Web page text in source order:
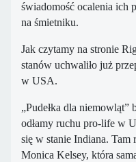
świadomość ocalenia ich
na śmietniku.
Jak czytamy na stronie
stanów uchwaliło już
w USA.
„Pudełka dla niemowląt”
odłamy ruchu pro-life w
się w stanie Indiana. Tam
Monica Kelsey, która